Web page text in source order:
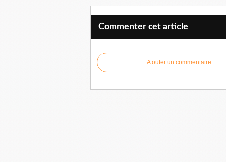
Commenter cet article
Ajouter un commentaire